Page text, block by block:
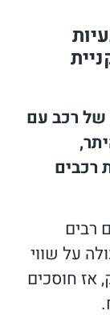
של רכב עם
רכבים
רבים
על שווי
אז חוסכים